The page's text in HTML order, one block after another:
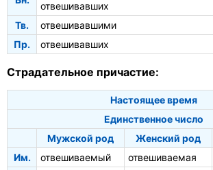
отвешивавших
Тв.
отвешивавшими
Пр.
отвешивавших
Страдательное причастие:
Настоящее время
Единственное число
Мужской род
Женский род
Им.
отвешиваемый отвешиваемая